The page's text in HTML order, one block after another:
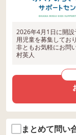
2026年4月1日に開
用児童を募集してお
非ともお気軽にお問
村英人
まとめて問い